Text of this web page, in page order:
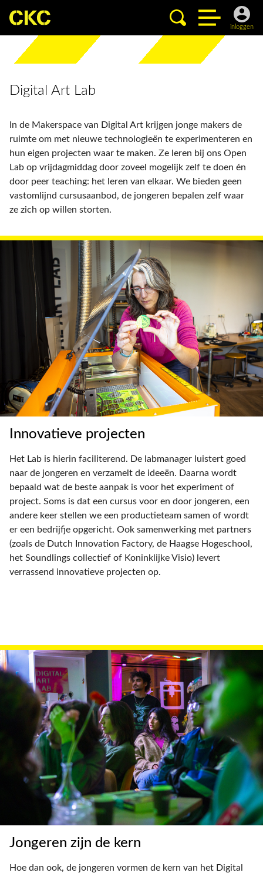
inloggen
Digital Art Lab
In de Makerspace van Digital Art krijgen jonge makers de
ruimte om met nieuwe technologieën te experimenteren en
hun eigen projecten waar te maken. Ze leren bij ons Open
Lab op vrijdagmiddag door zoveel mogelijk zelf te doen én
door peer teaching: het leren van elkaar. We bieden geen
vastomlijnd cursusaanbod, de jongeren bepalen zelf waar
ze zich op willen storten.
Innovatieve projecten
Het Lab is hierin faciliterend. De labmanager luistert goed
naar de jongeren en verzamelt de ideeën. Daarna wordt
bepaald wat de beste aanpak is voor het experiment of
project. Soms is dat een cursus voor en door jongeren, een
andere keer stellen we een productieteam samen of wordt
er een bedrijfje opgericht. Ook samenwerking met partners
(zoals de Dutch Innovation Factory, de Haagse Hogeschool,
het Soundlings collectief of Koninklijke Visio) levert
verrassend innovatieve projecten op.
Jongeren zijn de kern
Hoe dan ook, de jongeren vormen de kern van het Digital